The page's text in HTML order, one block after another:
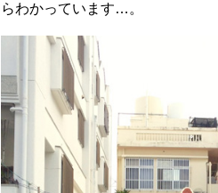
らわかっています…。